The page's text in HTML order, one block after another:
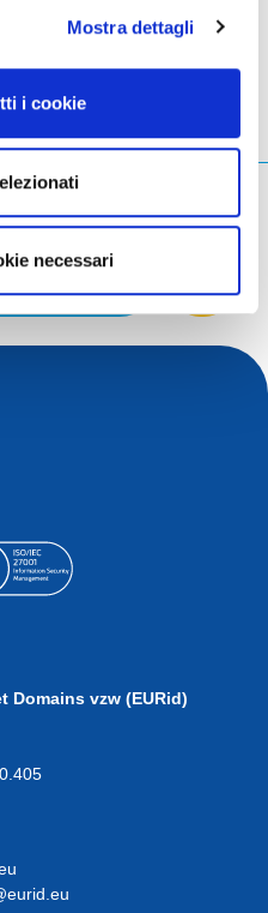
Mostra dettagli
i cookie
necessari
Domains vzw (EURid)